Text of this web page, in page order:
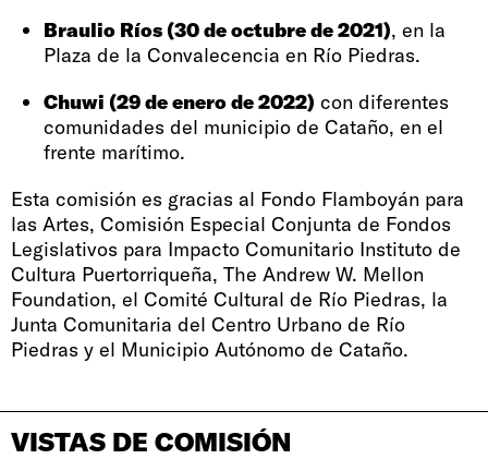
Braulio Ríos (30 de octubre de 2021), en la
Plaza de la Convalecencia en Río Piedras.
Chuwi (29 de enero de 2022) con diferentes
comunidades del municipio de Cataño, en el
frente marítimo.
Esta comisión es gracias al Fondo Flamboyán para
las Artes, Comisión Especial Conjunta de Fondos
Legislativos para Impacto Comunitario Instituto de
Cultura Puertorriqueña, The Andrew W. Mellon
Foundation, el Comité Cultural de Río Piedras, la
Junta Comunitaria del Centro Urbano de Río
Piedras y el Municipio Autónomo de Cataño.
VISTAS DE COMISIÓN